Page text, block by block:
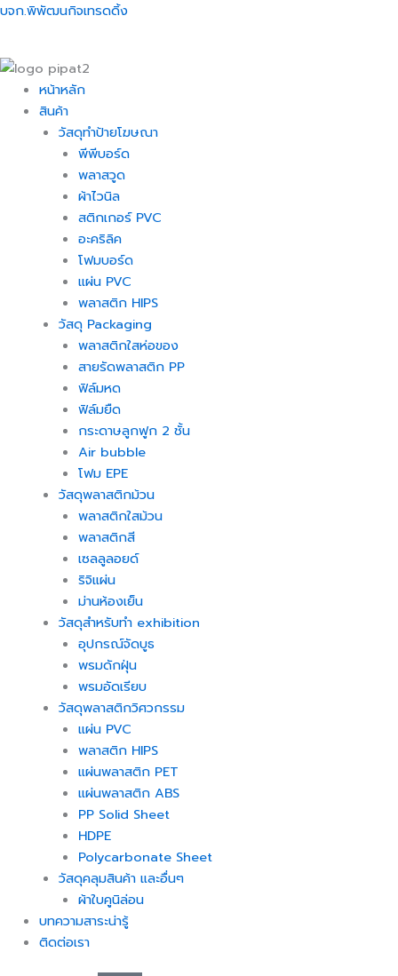
Skip
บจก.พิพัฒนกิจเทรดดิ้ง
Menu
หน้าหลัก
สินค้า
วัสดุทำป้ายโฆษณา
พีพีบอร์ด
พลาสวูด
ผ้าไวนิล
สติกเกอร์ PVC
อะคริลิค
โฟมบอร์ด
แผ่น PVC
พลาสติก HIPS
วัสดุ Packaging
พลาสติกใสห่อของ
สายรัดพลาสติก PP
ฟิล์มหด
ฟิล์มยืด
กระดาษลูกฟูก 2 ชั้น
Air bubble
โฟม EPE
วัสดุพลาสติกม้วน
พลาสติกใสม้วน
พลาสติกสี
เซลลูลอยด์
ริจิแผ่น
ม่านห้องเย็น
วัสดุสำหรับทำ exhibition
อุปกรณ์จัดบูธ
พรมดักฝุ่น
พรมอัดเรียบ
วัสดุพลาสติกวิศวกรรม
แผ่น PVC
พลาสติก HIPS
แผ่นพลาสติก PET
แผ่นพลาสติก ABS
PP Solid Sheet
HDPE
Polycarbonate Sheet
วัสดุคลุมสินค้า และอื่นๆ
ผ้าใบคูนิล่อน
บทความสาระน่ารู้
ติดต่อเรา
Menu
Menu
Menu